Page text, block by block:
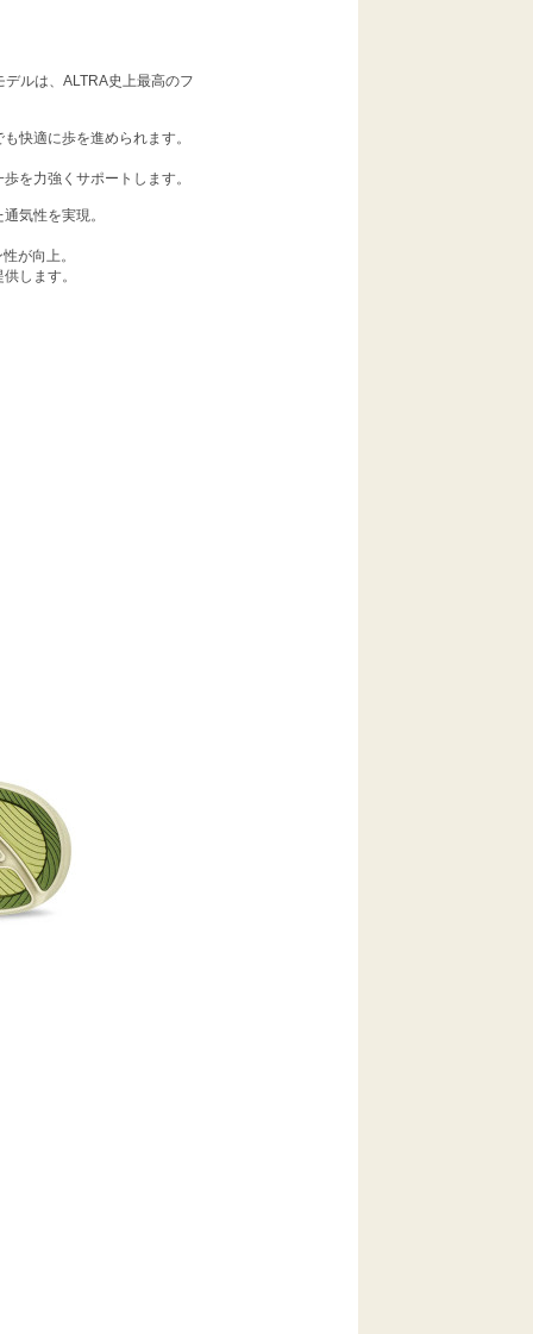
ルは、ALTRA史上最高のフ
快適に歩を進められます。
を力強くサポートします。
気性を実現。
が向上。
します。